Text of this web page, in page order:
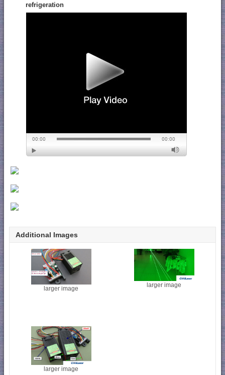
refrigeration
Additional Images
larger image larger image
larger image